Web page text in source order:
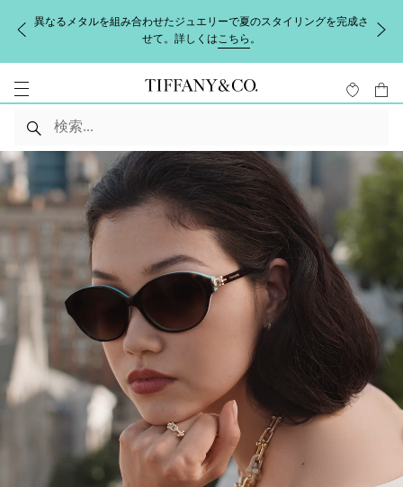
異なるメタルを組み合わせたジュエリーで夏のスタイリングを完成さ
せて。詳しくはこちら 。